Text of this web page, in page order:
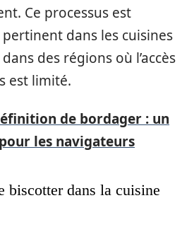
Ce processus est
dans les cuisines
des régions où l’accès
est limité.
de bordager : un
les navigateurs
biscotter dans la cuisine